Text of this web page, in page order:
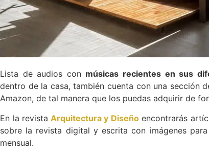
Lista de audios con músicas recientes en sus
dentro de la casa, también cuenta con una sección
Amazon, de tal manera que los puedas adquirir de
En la revista Arquitectura y Diseñoencontrarás
sobre la revista digital y escrita con imágenes
mensual.